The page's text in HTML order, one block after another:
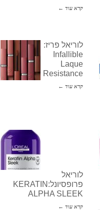
קרא עוד ←
לוריאל פריז:
Infallible
Laque
Resistance
קרא עוד ←
לוריאל
פרופסיונל:KERATIN
ALPHA SLEEK
קרא עוד ←